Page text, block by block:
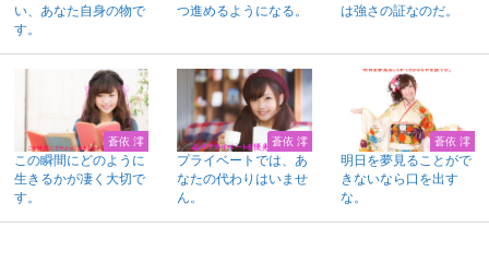
い、あなた自身の物で
す。
つ進めるようになる。
は強さの証なのだ。
蒼依 澪
この瞬間にどのように
生きるかが凄く大切で
す。
蒼依 澪
プライベートでは、あ
なたの代わりはいませ
ん。
蒼依 澪
明日を夢見ることがで
きないなら口を出す
な。